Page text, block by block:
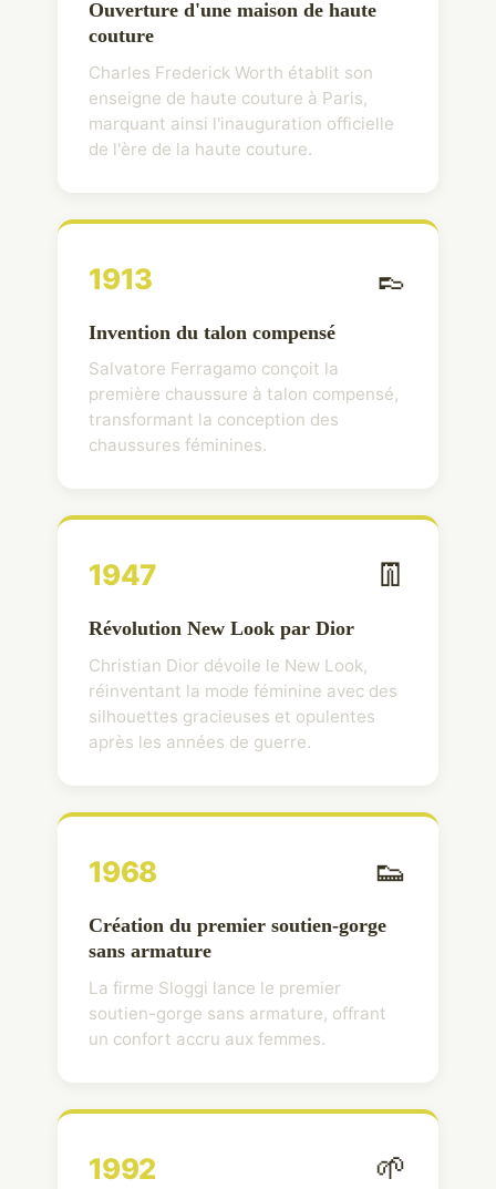
Ouverture d'une maison de haute
couture
Charles Frederick Worth établit son
enseigne de haute couture à Paris,
marquant ainsi l'inauguration officielle
de l'ère de la haute couture.
1913 👞
Invention du talon compensé
Salvatore Ferragamo conçoit la
première chaussure à talon compensé,
transformant la conception des
chaussures féminines.
1947 👖
Révolution New Look par Dior
Christian Dior dévoile le New Look,
réinventant la mode féminine avec des
silhouettes gracieuses et opulentes
après les années de guerre.
1968 👟
Création du premier soutien-gorge
sans armature
La firme Sloggi lance le premier
soutien-gorge sans armature, offrant
un confort accru aux femmes.
1992 🌱